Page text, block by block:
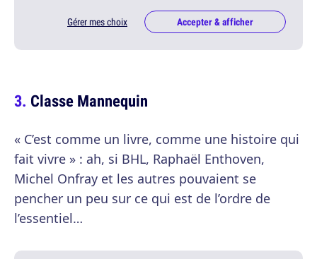
Gérer mes choix Accepter & afficher
Classe Mannequin
« C’est comme un livre, comme une histoire qui
fait vivre » : ah, si BHL, Raphaël Enthoven,
Michel Onfray et les autres pouvaient se
pencher un peu sur ce qui est de l’ordre de
l’essentiel…